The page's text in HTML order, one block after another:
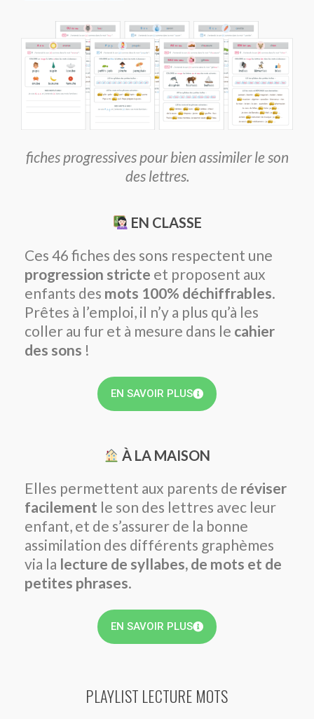
fiches progressives pour bien assimiler le son
des lettres.
EN CLASSE
Ces 46 fiches des sons respectent une
progression stricte et proposent aux
enfants des mots 100% déchiffrables.
Prêtes à l’emploi, il n’y a plus qu’à les
coller au fur et à mesure dans le cahier
des sons !
EN SAVOIR PLUS
À LA MAISON
Elles permettent aux parents de réviser
facilement le son des lettres avec leur
enfant, et de s’assurer de la bonne
assimilation des différents graphèmes
via la lecture de syllabes, de mots et de
petites phrases.
EN SAVOIR PLUS
PLAYLIST LECTURE MOTS